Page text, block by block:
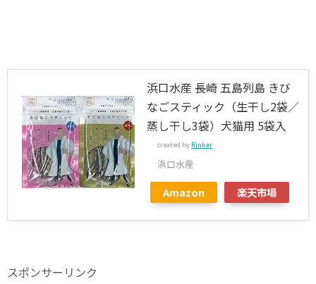
浜口水産 長崎 五島列島 きび
なごスティック（生干し2袋／
蒸し干し3袋）犬猫用 5袋入
created by Rinker
浜口水産
Amazon 楽天市場
スポンサーリンク